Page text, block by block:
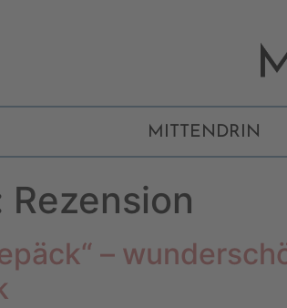
MITTENDRIN
Rezension
–